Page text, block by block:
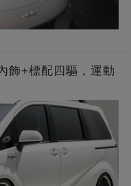
飾+標配四驅，運動